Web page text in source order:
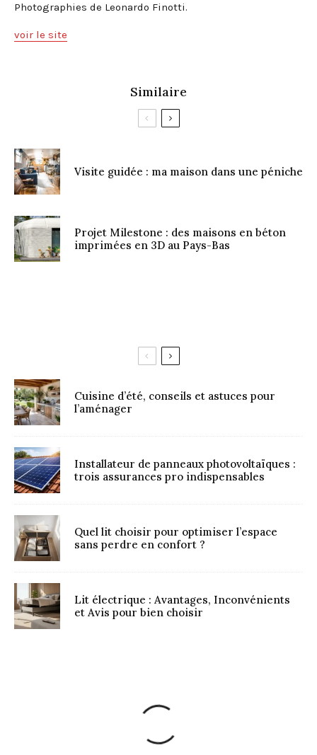
Photographies de Leonardo Finotti.
voir le site
Similaire
Visite guidée : ma maison dans une péniche
Projet Milestone : des maisons en béton
imprimées en 3D au Pays-Bas
Cuisine d’été, conseils et astuces pour
l’aménager
Installateur de panneaux photovoltaïques :
trois assurances pro indispensables
Quel lit choisir pour optimiser l’espace
sans perdre en confort ?
Lit électrique : Avantages, Inconvénients
et Avis pour bien choisir